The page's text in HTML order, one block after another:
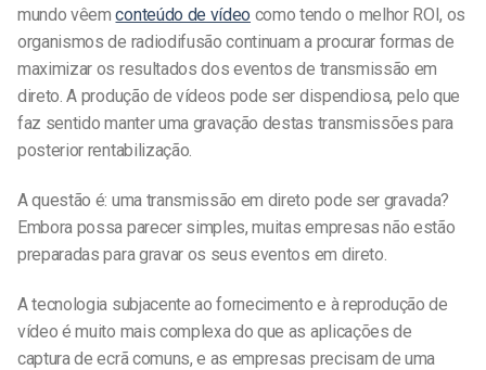
mundo vêemconteúdo de vídeo como tendo o melhor ROI, os
organismos de radiodifusão continuam a procurar formas de
maximizar os resultados dos eventos de transmissão em
direto. A produção de vídeos pode ser dispendiosa, pelo que
faz sentido manter uma gravação destas transmissões para
posterior rentabilização.
A questão é: uma transmissão em direto pode ser gravada?
Embora possa parecer simples, muitas empresas não estão
preparadas para gravar os seus eventos em direto.
A tecnologia subjacente ao fornecimento e à reprodução de
vídeo é muito mais complexa do que as aplicações de
captura de ecrã comuns, e as empresas precisam de uma